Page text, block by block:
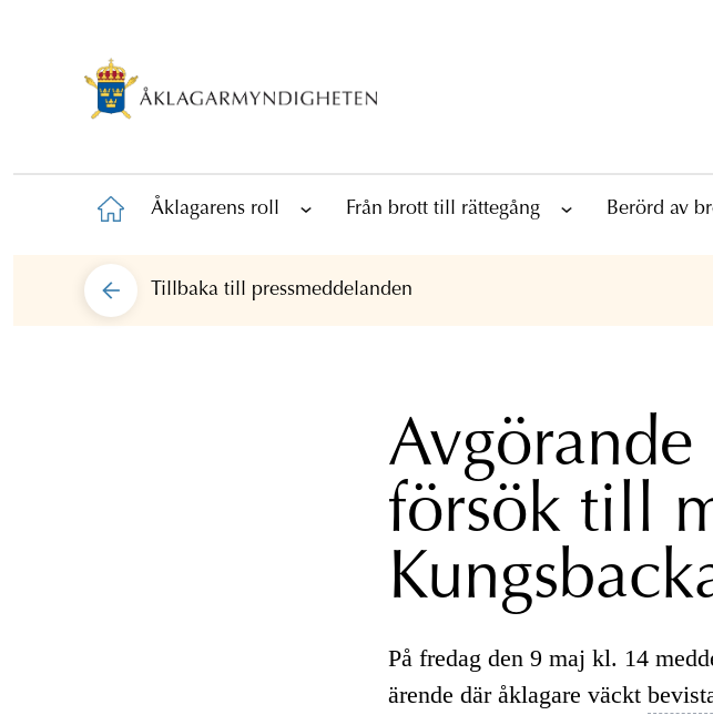
Åklagarens roll Från brott till rättegång Berörd av
Tillbaka till pressmeddelanden
försök till
På fredag den 9 maj kl. 14
ärende där åklagare väckt